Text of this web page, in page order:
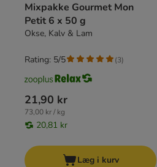
Mixpakke Gourmet Mon
Petit 6 x 50 g
Okse, Kalv & Lam
21,90 kr
73,00 kr / kg
20,81 kr
Rating: 5/5 (3)
Læg i kurv